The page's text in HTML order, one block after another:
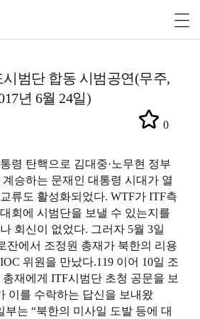
시범단 합동 시범공연(무주,
년 6월 24일)
0
령 탄핵으로 김대중·노무현 정부
승하는 문재인 대통령 시대가 열
류도 활성화되었다. WTF가 ITF측
회에 시범단을 보낼 수 있는지를
회신이 없었다. 그러자 5월 3일
잔에서 조정원 총재가 북한의 리용
IOC 위원을 만났다.119 이어 10일 조
재에게 ITF시범단 초청 공문을 보
이를 수락하는 답신을 보내왔
부는 “북한의 미사일 도발 등에 대